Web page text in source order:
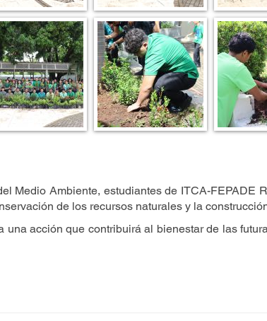
Medio Ambiente, estudiantes de ITCA-
de los recursos naturales y la
una acción que contribuirá al bienestar de las